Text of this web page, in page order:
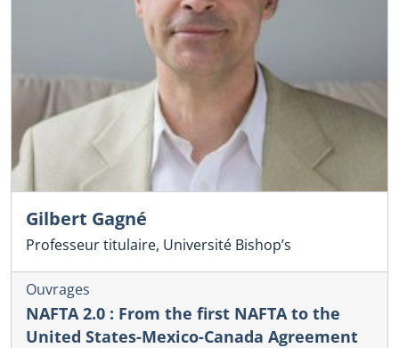
Gilbert Gagné
Professeur titulaire, Université Bishop’s
Ouvrages
NAFTA 2.0 : From the first NAFTA to the
United States-Mexico-Canada Agreement